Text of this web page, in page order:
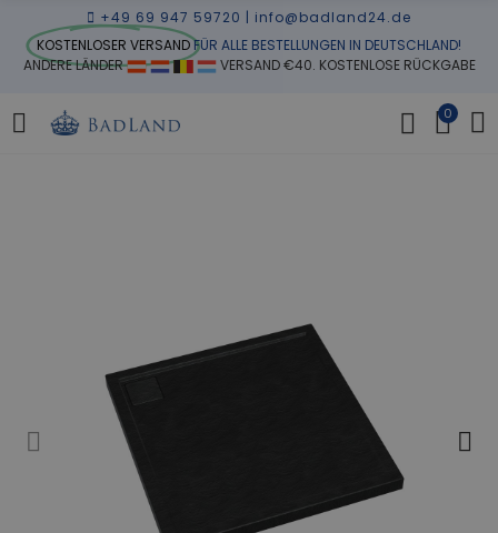
+49 69 947 59720 | info@badland24.de
KOSTENLOSER VERSANDFÜR ALLE BESTELLUNGEN IN DEUTSCHLAND!
ANDERE LÄNDER
VERSAND €40. KOSTENLOSE RÜCKGABE
0